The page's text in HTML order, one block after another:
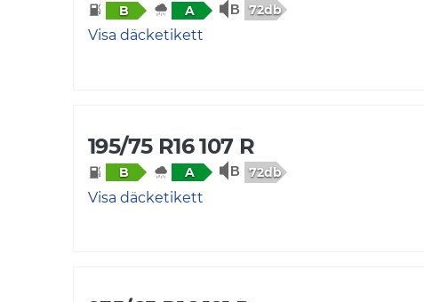
B A 72db
Visa däcketikett
195/75 R16 107 R
B A 72db
Visa däcketikett